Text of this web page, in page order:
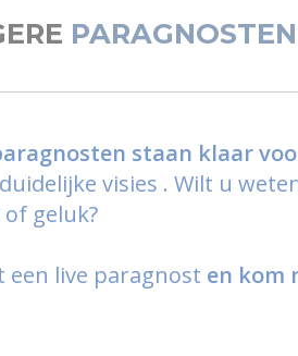
PARAGNOSTEN
staan klaar
visies . Wilt u
geluk?
een live paragnost en kom